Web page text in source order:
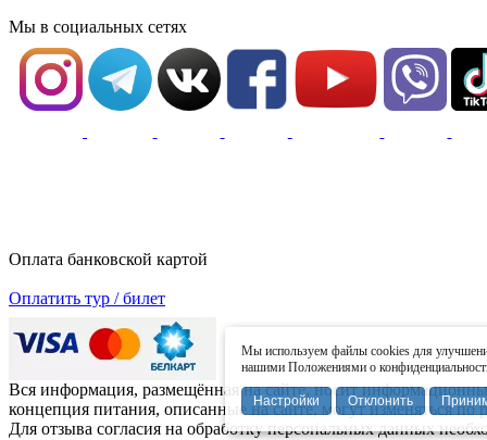
Мы используем файлы cookies для
нашими Положениями о
Настройки Отклонить
Мы в социальных сетях
Оплата банковской картой
Оплатить тур / билет
Вся информация, размещённая на сайте, носит
концепция питания, описанные на сайте, могут изменяться
Для отзыва согласия на обработку персональных данных